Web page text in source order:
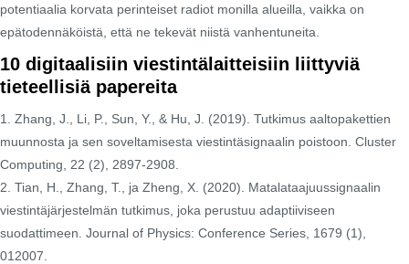
potentiaalia korvata perinteiset radiot monilla alueilla, vaikka on
epätodennäköistä, että ne tekevät niistä vanhentuneita.
10 digitaalisiin viestintälaitteisiin liittyviä
tieteellisiä papereita
1. Zhang, J., Li, P., Sun, Y., & Hu, J. (2019). Tutkimus aaltopakettien
muunnosta ja sen soveltamisesta viestintäsignaalin poistoon. Cluster
Computing, 22 (2), 2897-2908.
2. Tian, ​​H., Zhang, T., ja Zheng, X. (2020). Matalataajuussignaalin
viestintäjärjestelmän tutkimus, joka perustuu adaptiiviseen
suodattimeen. Journal of Physics: Conference Series, 1679 (1),
012007.